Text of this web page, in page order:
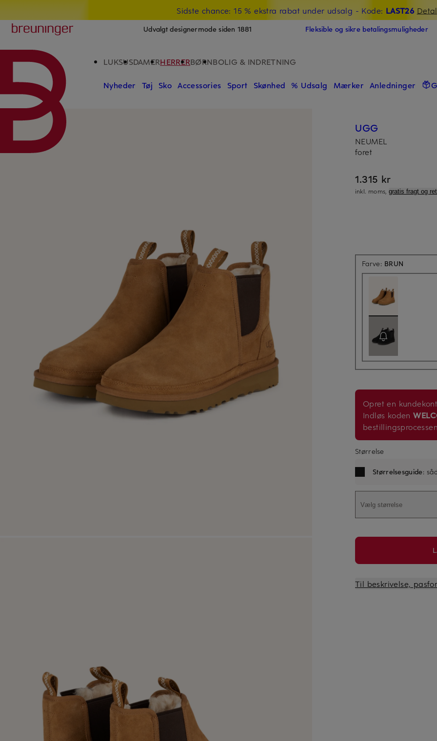
Sidste chance: 15 % ekstra rabat under udsalg - Kode: LAST26
Breuninger
Udvalgt designermode siden 1881 Fleksible og sikre betalingsmuligheder
LUKSUSDAMERHERRERBØRNBOLIG & INDRETNING
Nyheder Tøj Sko Accessories Sport Skønhed % Udsalg Mærker Anledninger
UGG
NEUMEL
foret
1.315 kr
inkl. moms,gratis fragt og
Farve: BRUN
Opret en
Indløs koden
Størrelse
Størrelsesguide:
Vælg størrelse
Til beskrivelse,